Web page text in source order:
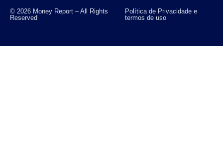
© 2026 Money Report – All Rights
Reserved
Política de Privacidade e
termos de uso